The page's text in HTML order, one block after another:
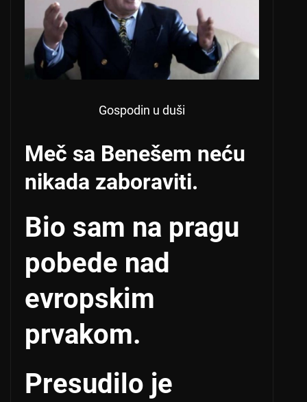
Gospodin u duši
Meč sa Benešem neću
nikada zaboraviti.
Bio sam na pragu
pobede nad
evropskim
prvakom.
Presudilo je